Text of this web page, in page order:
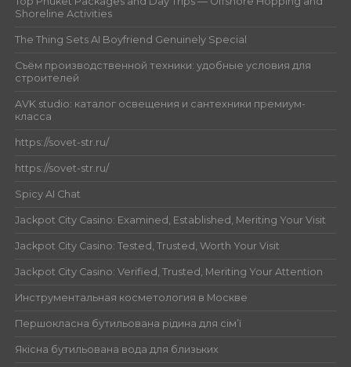
Shoreline Activities
The Thing Sets AI Boyfriend Genuinely Special
Съём производственной техники: удобные условия для
строителей
AVK studio: каталог освещения и сантехники премиум-
класса
https://sovet-str.ru/
https://sovet-str.ru/
Spicy AI Chat
Jackpot City Casino: Examined, Established, Meriting Your Visit
Jackpot City Casino: Tested, Trusted, Worth Your Visit
Jackpot City Casino: Verified, Trusted, Meriting Your Attention
Инструментальная косметология в Москве
Першокласна бутильована рідина для сім’ї
Якісна бутильована вода для близьких